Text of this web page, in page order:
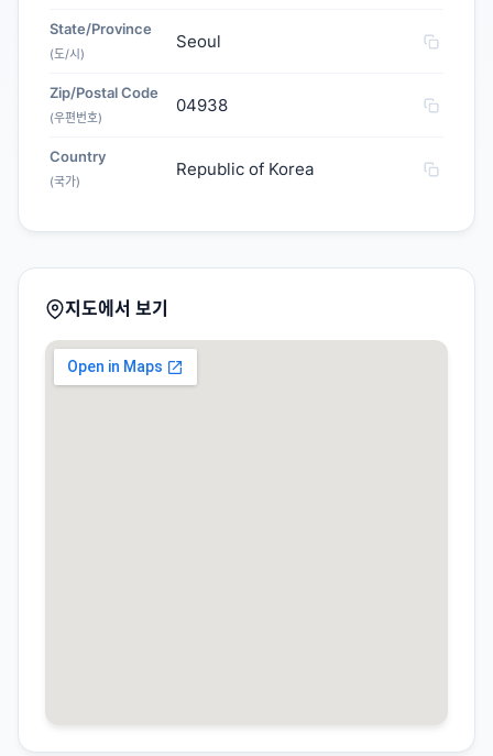
State/Province
(도/시)
Seoul
Zip/Postal Code
(우편번호)
04938
Country
(국가)
Republic of Korea
지도에서 보기